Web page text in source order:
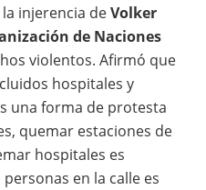
injerencia deVolker
de Naciones
violentos. Afirmó que
hospitales y
una forma de protesta
quemar estaciones de
hospitales es
en la calle es